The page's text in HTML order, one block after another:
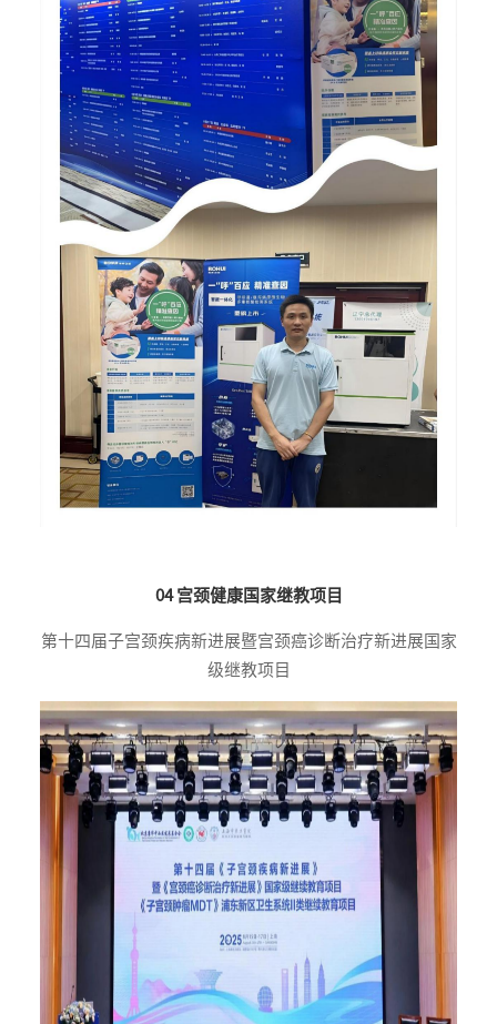
04 宫颈健康国家继教项目
第十四届子宫颈疾病新进展暨宫颈癌诊断治疗新进展国家
级继教项目